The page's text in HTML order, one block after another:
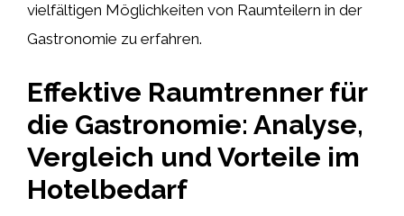
vielfältigen Möglichkeiten von Raumteilern in der
Gastronomie zu erfahren.
Effektive Raumtrenner für
die Gastronomie: Analyse,
Vergleich und Vorteile im
Hotelbedarf